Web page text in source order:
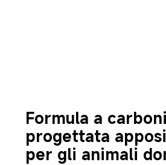
Formula a
progettata
per gli animali